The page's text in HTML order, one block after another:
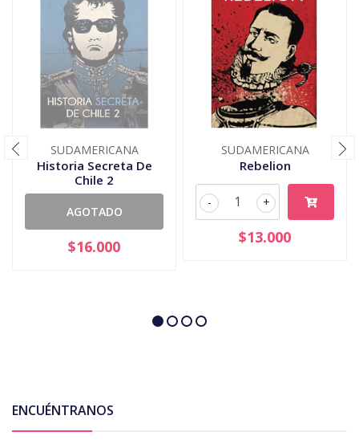
SUDAMERICANA
Historia Secreta De
Chile 2
AGOTADO
$16.000
SUDAMERICANA
Rebelion
+
-
$13.000
ENCUÉNTRANOS